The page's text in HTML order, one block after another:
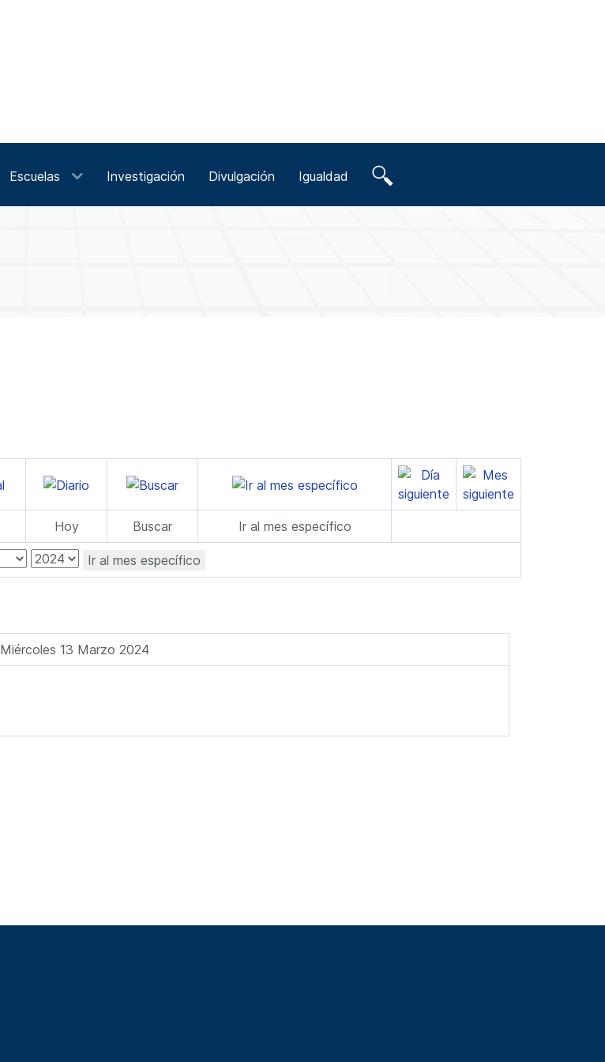
Escuelas Investigación Divulgación Igualdad
Hoy Buscar Ir al mes específico
Ir al mes específico
Miércoles 13 Marzo 2024